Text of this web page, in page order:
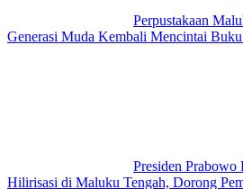
Perpustakaan
Generasi Muda Kembali Mencintai
Presiden Prabowo
Hilirisasi di Maluku Tengah, Dorong